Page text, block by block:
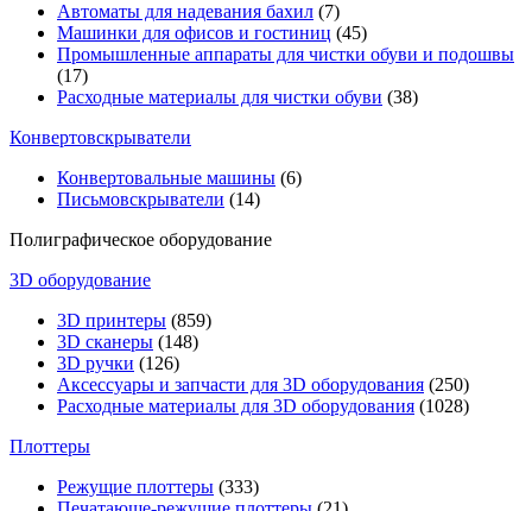
Автоматы для надевания бахил (7)
Машинки для офисов и гостиниц (45)
Промышленные аппараты для чистки обуви и подошвы
(17)
Расходные материалы для чистки обуви (38)
Конвертовскрыватели
Конвертовальные машины (6)
Письмовскрыватели (14)
Полиграфическое оборудование
3D оборудование
3D принтеры (859)
3D сканеры (148)
3D ручки (126)
Аксессуары и запчасти для 3D оборудования (250)
Расходные материалы для 3D оборудования (1028)
Плоттеры
Режущие плоттеры (333)